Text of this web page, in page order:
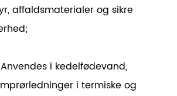
affaldsmaterialer og sikre
i kedelfødevand,
i termiske og